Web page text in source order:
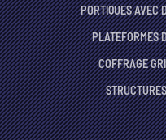
PORTIQUES AVEC
PLATEFORMES
COFFRAGE